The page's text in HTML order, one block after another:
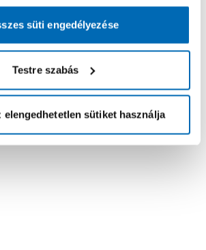
süti engedélyezése
Testre szabás
elengedhetetlen sütiket használja